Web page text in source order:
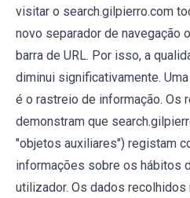
visitar o search.gilpierro.com
novo separador de navegação
barra de URL. Por isso, a
diminui significativamente.
é o rastreio de informação. Os
demonstram que
"objetos auxiliares") registam
informações sobre os hábitos
utilizador. Os dados recolhidos